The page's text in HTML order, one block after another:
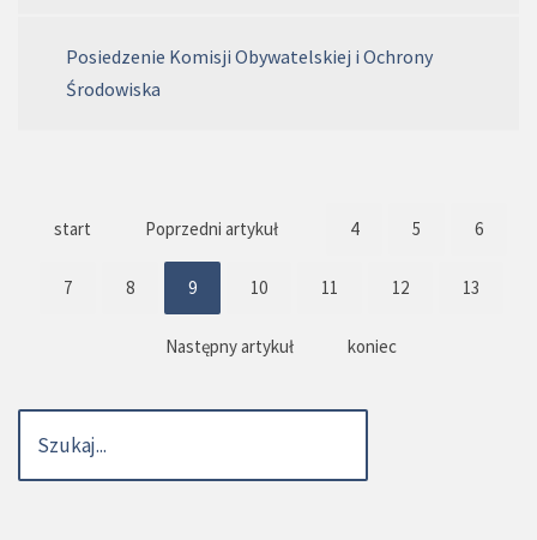
Posiedzenie Komisji Obywatelskiej i Ochrony
Środowiska
start Poprzedni artykuł 4 5 6
7 8 9 10 11 12 13
Następny artykuł koniec